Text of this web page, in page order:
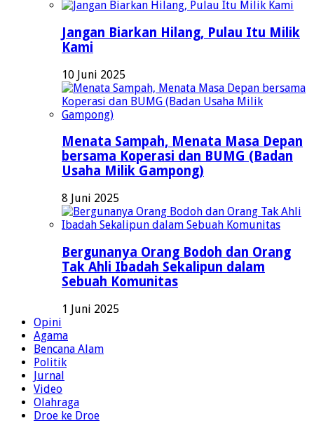
Jangan Biarkan Hilang, Pulau Itu Milik
Kami
10 Juni 2025
Menata Sampah, Menata Masa Depan
bersama Koperasi dan BUMG (Badan
Usaha Milik Gampong)
8 Juni 2025
Bergunanya Orang Bodoh dan Orang
Tak Ahli Ibadah Sekalipun dalam
Sebuah Komunitas
1 Juni 2025
Opini
Agama
Bencana Alam
Politik
Jurnal
Video
Olahraga
Droe ke Droe